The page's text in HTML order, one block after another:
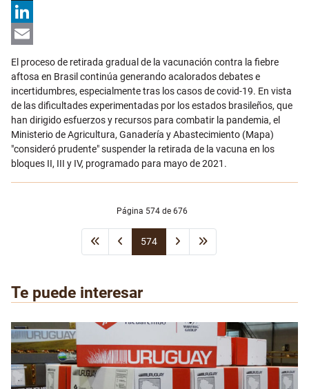
X
LinkedIn
Email
El proceso de retirada gradual de la vacunación contra la fiebre
aftosa en Brasil continúa generando acalorados debates e
incertidumbres, especialmente tras los casos de covid-19. En vista
de las dificultades experimentadas por los estados brasileños, que
han dirigido esfuerzos y recursos para combatir la pandemia, el
Ministerio de Agricultura, Ganadería y Abastecimiento (Mapa)
"consideró prudente" suspender la retirada de la vacuna en los
bloques II, III y IV, programado para mayo de 2021.
Página 574 de 676
574
Te puede interesar